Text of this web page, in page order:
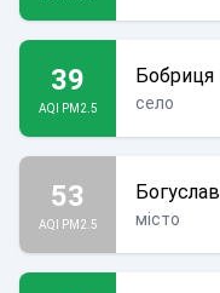
39
AQI PM2.5
Бобриця
село
53
AQI PM2.5
Богуслав
місто